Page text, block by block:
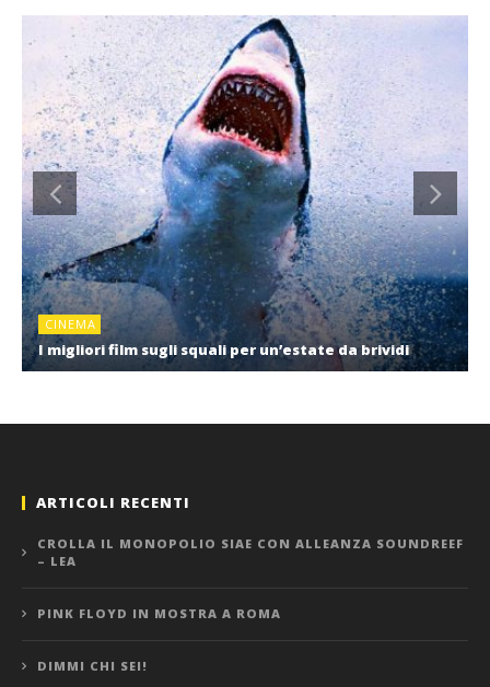
CINEMA
I migliori film sugli squali per un’estate da brividi
ARTICOLI RECENTI
CROLLA IL MONOPOLIO SIAE CON ALLEANZA SOUNDREEF
– LEA
PINK FLOYD IN MOSTRA A ROMA
DIMMI CHI SEI!